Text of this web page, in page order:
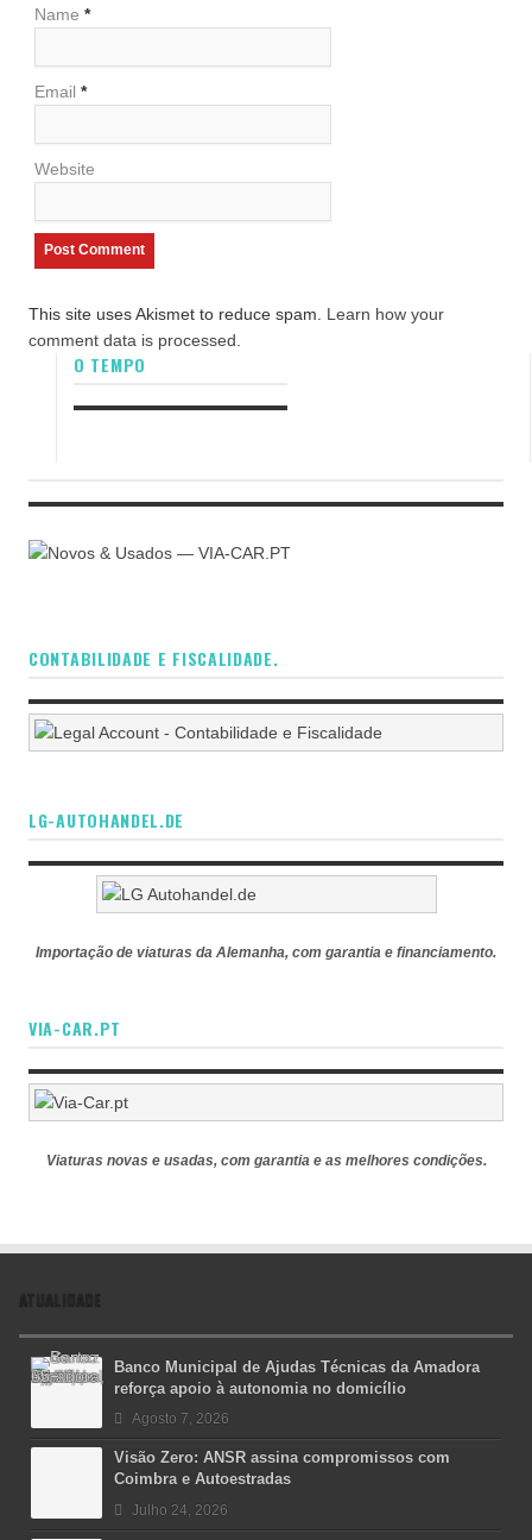
Name *
Email *
Website
This site uses Akismet to reduce spam. Learn how your
comment data is processed.
O TEMPO
CONTABILIDADE E FISCALIDADE.
LG-AUTOHANDEL.DE
Importação de viaturas da Alemanha, com garantia e financiamento.
VIA-CAR.PT
Viaturas novas e usadas, com garantia e as melhores condições.
ATUALIDADE
Banco Municipal de Ajudas Técnicas da Amadora
reforça apoio à autonomia no domicílio
Agosto 7, 2026
Visão Zero: ANSR assina compromissos com
Coimbra e Autoestradas
Julho 24, 2026